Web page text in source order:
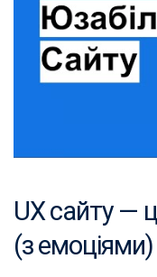
UX сайту —
(з емоціями)